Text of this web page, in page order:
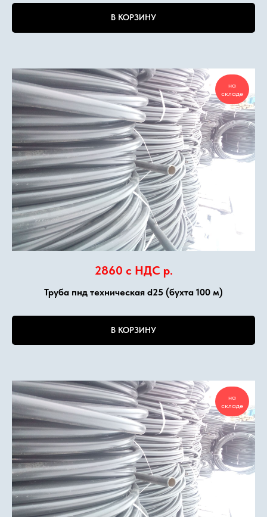
В КОРЗИНУ
на
складе
2860 с НДС р.
Труба пнд техническая d25 (бухта 100 м)
В КОРЗИНУ
на
складе